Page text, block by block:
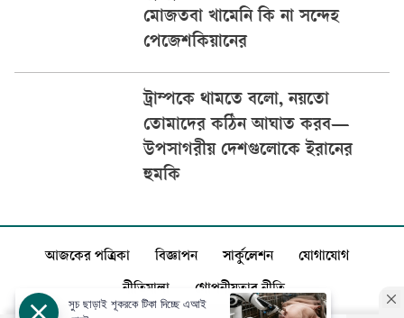
মোজতবা খামেনি কি না সন্দেহ
পেজেশকিয়ানের
ট্রাম্পকে থামতে বলো, নয়তো
তোমাদের কঠিন আঘাত করব—
উপসাগরীয় দেশগুলোকে ইরানের
হুমকি
আজকের পত্রিকা বিজ্ঞাপন সার্কুলেশন যোগাযোগ
নীতিমালা গোপনীয়তার নীতি
সুচ ছাড়াই শূকরকে টিকা দিচ্ছে এআই